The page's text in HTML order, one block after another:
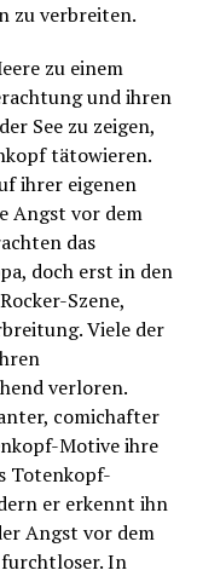
zu verbreiten.
zu einem
und ihren
See zu zeigen,
tätowieren.
ihrer eigenen
Angst vor dem
das
doch erst in den
Szene,
Viele der
verloren.
comichafter
Motive ihre
Totenkopf-
er erkennt ihn
Angst vor dem
In